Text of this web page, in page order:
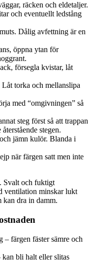
räcken och eldetaljer.
och eventuellt ledstång
Dålig avfettning är en
öppna ytan för
försegla kvistar, låt
Låt torka och mellanslipa
med “omgivningen” så
steg först så att trappan
stegen.
jämn kulör. Blanda i
när färgen satt men inte
Svalt och fuktigt
ventilation minskar lukt
dra in damm.
färgen fäster sämre och
kan bli halt eller slitas